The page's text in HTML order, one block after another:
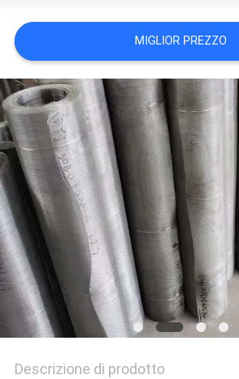
MAPPA
DEL
SITO
PRIVACY
POLICY
MIGLIOR PREZZO
Descrizione di prodotto